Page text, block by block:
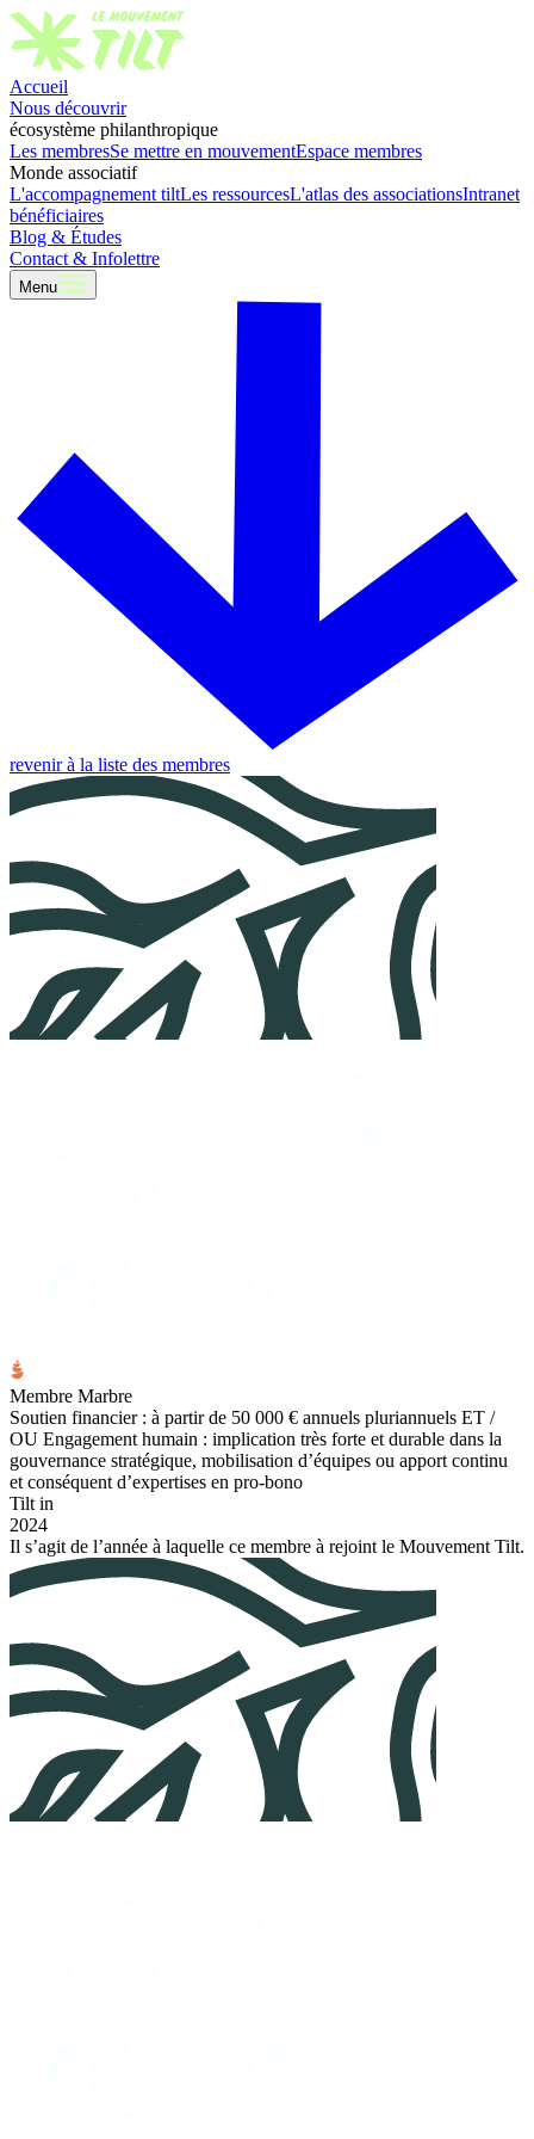
Accueil
Nous découvrir
écosystème philanthropique
Les membresSe mettre en mouvementEspace membres
Monde associatif
L'accompagnement tiltLes ressourcesL'atlas des associationsIntranet
bénéficiaires
Blog & Études
Contact & Infolettre
Menu
revenir à la liste des membres
Membre Marbre
Soutien financier : à partir de 50 000 € annuels pluriannuels ET /
OU Engagement humain : implication très forte et durable dans la
gouvernance stratégique, mobilisation d’équipes ou apport continu
et conséquent d’expertises en pro-bono
Tilt in
2024
Il s’agit de l’année à laquelle ce membre à rejoint le Mouvement Tilt.